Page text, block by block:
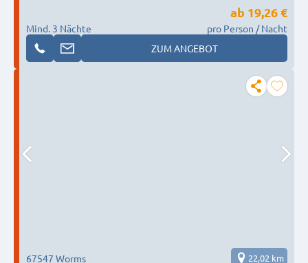
Mind. 3 Nächte
ab 19,26 €
pro Person / Nacht
ZUM ANGEBOT
67547 Worms 22,02 km